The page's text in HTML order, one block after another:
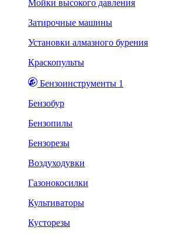
Мойки высокого давления
Затирочные машины
Установки алмазного бурения
Краскопульты
Бензоинструменты 1
Бензобур
Бензопилы
Бензорезы
Воздуходувки
Газонокосилки
Культиваторы
Кусторезы